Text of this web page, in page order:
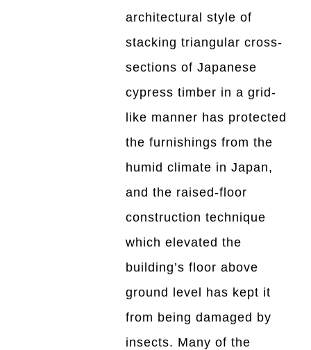
architectural style of
stacking triangular cross-
sections of Japanese
cypress timber in a grid-
like manner has protected
the furnishings from the
humid climate in Japan,
and the raised-floor
construction technique
which elevated the
building’s floor above
ground level has kept it
from being damaged by
insects. Many of the